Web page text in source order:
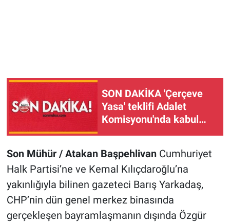
SON DAKİKA 'Çerçeve
Yasa' teklifi Adalet
Komisyonu'nda kabul
Son Mühür / Atakan Başpehlivan Cumhuriyet
Halk Partisi’ne ve Kemal Kılıçdaroğlu’na
yakınlığıyla bilinen gazeteci Barış Yarkadaş,
CHP’nin dün genel merkez binasında
gerçekleşen bayramlaşmanın dışında Özgür